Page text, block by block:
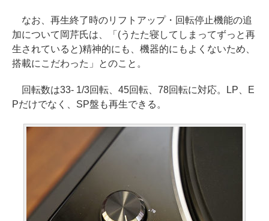
なお、再生終了時のリフトアップ・回転停止機能の追
加について岡芹氏は、「(うたた寝してしまってずっと再
生されていると)精神的にも、機器的にもよくないため、
搭載にこだわった」とのこと。
回転数は33- 1/3回転、45回転、78回転に対応。LP、E
Pだけでなく、SP盤も再生できる。